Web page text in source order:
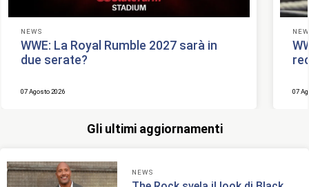
NEWS
WWE: La Royal Rumble 2027 sarà in
due serate?
07 Agosto 2026 07
Gli ultimi aggiornamenti
NEWS